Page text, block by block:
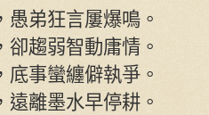
愚弟狂言屢爆鳴。
卻趨弱智動庸情。
底事蠻纏僻執爭。
遠離墨水早停耕。